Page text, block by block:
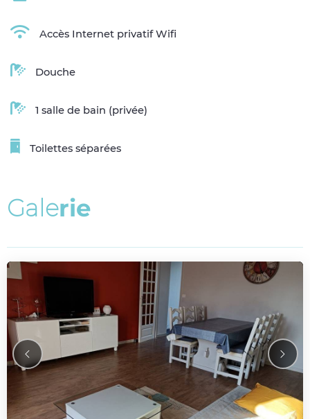
Accès Internet privatif Wifi
Douche
1 salle de bain (privée)
Toilettes séparées
Galerie